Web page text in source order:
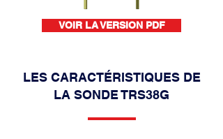
VOIR LA VERSION PDF
LES CARACTÉRISTIQUES DE
LA SONDE TRS38G